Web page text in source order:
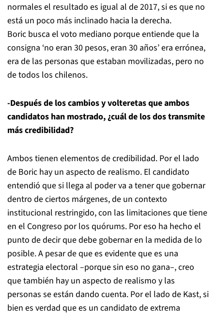
normales el resultado es igual al de 2017, si es que no
está un poco más inclinado hacia la derecha.
Boric busca el voto mediano porque entiende que la
consigna ‘no eran 30 pesos, eran 30 años’ era errónea,
era de las personas que estaban movilizadas, pero no
de todos los chilenos.
-Después de los cambios y volteretas que ambos
candidatos han mostrado, ¿cuál de los dos transmite
más credibilidad?
Ambos tienen elementos de credibilidad. Por el lado
de Boric hay un aspecto de realismo. El candidato
entendió que si llega al poder va a tener que gobernar
dentro de ciertos márgenes, de un contexto
institucional restringido, con las limitaciones que tiene
en el Congreso por los quórums. Por eso ha hecho el
punto de decir que debe gobernar en la medida de lo
posible. A pesar de que es evidente que es una
estrategia electoral –porque sin eso no gana–, creo
que también hay un aspecto de realismo y las
personas se están dando cuenta. Por el lado de Kast, si
bien es verdad que es un candidato de extrema